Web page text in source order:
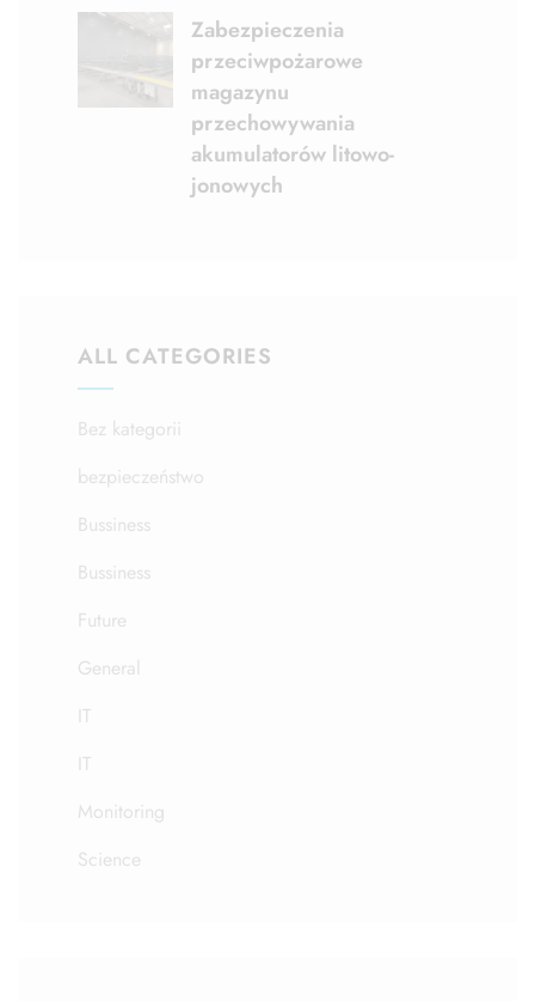
Zabezpieczenia
przeciwpożarowe
magazynu
przechowywania
akumulatorów litowo-
jonowych
ALL CATEGORIES
Bez kategorii
bezpieczeństwo
Bussiness
Bussiness
Future
General
IT
IT
Monitoring
Science